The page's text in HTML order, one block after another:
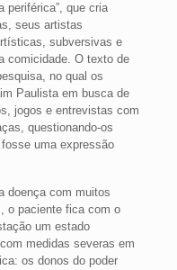
periférica”, que cria
seus artistas
subversivas e
comicidade. O texto de
no qual os
Paulista em busca de
jogos e entrevistas com
questionando-os
uma expressão
doença com muitos
o paciente fica com o
um estado
medidas severas em
os donos do poder